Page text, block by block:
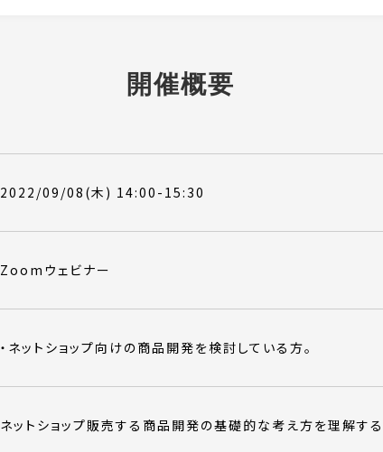
開催概要
2022/09/08(木) 14:00-15:30
Zoomウェビナー
・ネットショップ向けの商品開発を検討している方。
ネットショップ販売する商品開発の基礎的な考え方を理解する